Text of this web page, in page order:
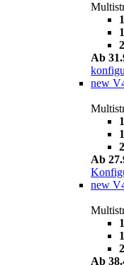
Ab
new
Ab
new
Ab